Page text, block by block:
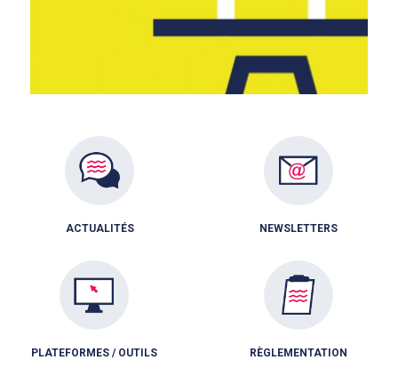
ACTUALITÉS NEWSLETTERS
PLATEFORMES / OUTILS RÈGLEMENTATION